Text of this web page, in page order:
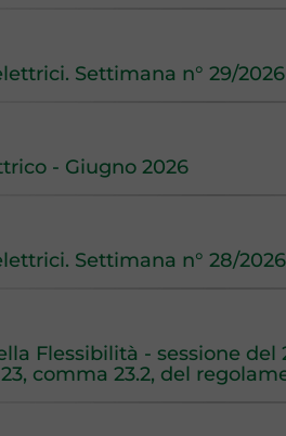
Settimana n° 29/2026
- Giugno 2026
Settimana n° 28/2026
Flessibilità - sessione
comma 23.2, del